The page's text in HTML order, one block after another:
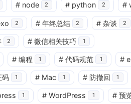
# node 2 # python 2 #
2 # 年终总结 2 # 杂谈 2
2 # 微信相关技巧 1
# 编程 1 # 代码规范 1 #
码 1 # Mac 1 # 防撤回 1
1 # WordPress 1 # 预